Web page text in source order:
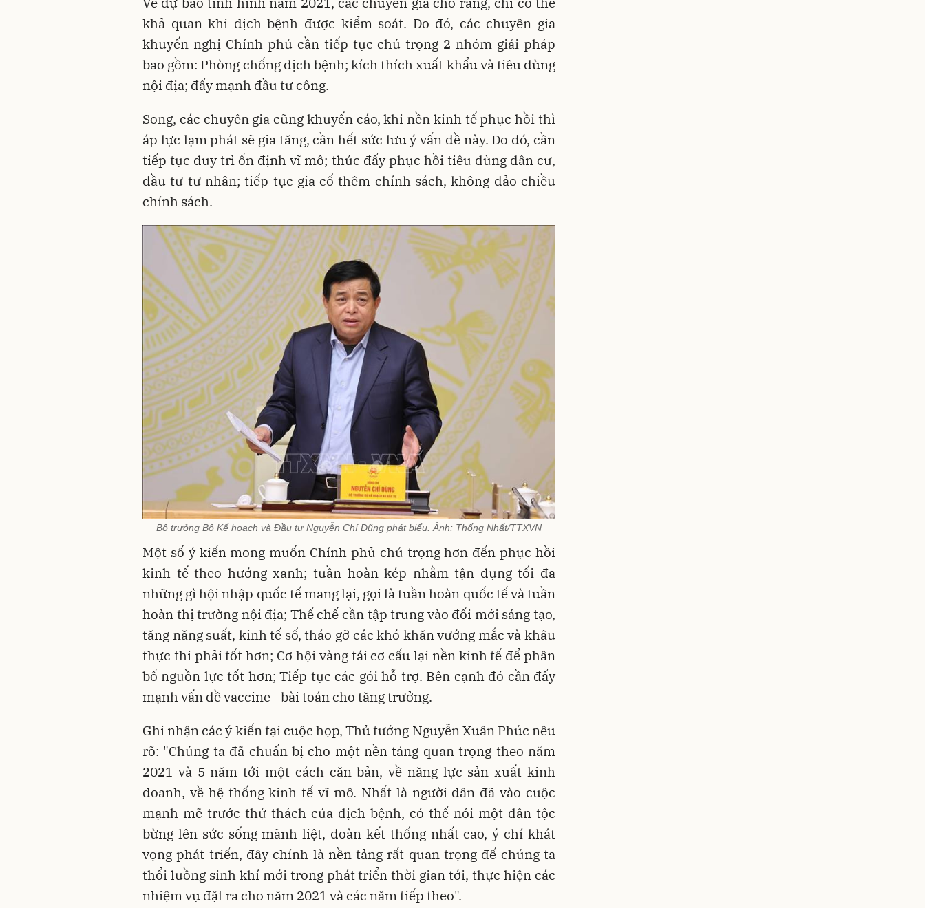
khả quan khi dịch bệnh được kiểm soát. Do đó, các chuyên gia
khuyến nghị Chính phủ cần tiếp tục chú trọng 2 nhóm giải pháp
bao gồm: Phòng chống dịch bệnh; kích thích xuất khẩu và tiêu dùng
nội địa; đẩy mạnh đầu tư công.
Song, các chuyên gia cũng khuyến cáo, khi nền kinh tế phục hồi thì
áp lực lạm phát sẽ gia tăng, cần hết sức lưu ý vấn đề này. Do đó, cần
tiếp tục duy trì ổn định vĩ mô; thúc đẩy phục hồi tiêu dùng dân cư,
đầu tư tư nhân; tiếp tục gia cố thêm chính sách, không đảo chiều
chính sách.
Bộ trưởng Bộ Kế hoạch và Đầu tư Nguyễn Chí Dũng phát biểu. Ảnh: Thống Nhất/TTXVN
Một số ý kiến mong muốn Chính phủ chú trọng hơn đến phục hồi
kinh tế theo hướng xanh; tuần hoàn kép nhằm tận dụng tối đa
những gì hội nhập quốc tế mang lại, gọi là tuần hoàn quốc tế và tuần
hoàn thị trường nội địa; Thể chế cần tập trung vào đổi mới sáng tạo,
tăng năng suất, kinh tế số, tháo gỡ các khó khăn vướng mắc và khâu
thực thi phải tốt hơn; Cơ hội vàng tái cơ cấu lại nền kinh tế để phân
bổ nguồn lực tốt hơn; Tiếp tục các gói hỗ trợ. Bên cạnh đó cần đẩy
mạnh vấn đề vaccine - bài toán cho tăng trưởng.
Ghi nhận các ý kiến tại cuộc họp, Thủ tướng Nguyễn Xuân Phúc nêu
rõ: "Chúng ta đã chuẩn bị cho một nền tảng quan trọng theo năm
2021 và 5 năm tới một cách căn bản, về năng lực sản xuất kinh
doanh, về hệ thống kinh tế vĩ mô. Nhất là người dân đã vào cuộc
mạnh mẽ trước thử thách của dịch bệnh, có thể nói một dân tộc
bừng lên sức sống mãnh liệt, đoàn kết thống nhất cao, ý chí khát
vọng phát triển, đây chính là nền tảng rất quan trọng để chúng ta
thổi luồng sinh khí mới trong phát triển thời gian tới, thực hiện các
nhiệm vụ đặt ra cho năm 2021 và các năm tiếp theo".